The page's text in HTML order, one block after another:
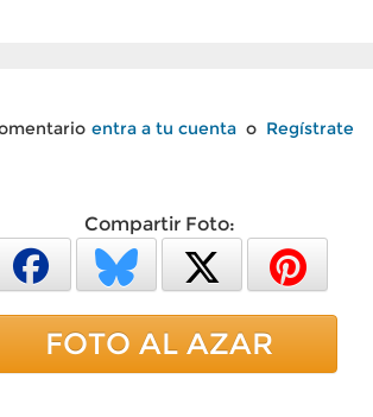
entra a tu cuenta o Regístrate
Compartir Foto:
FOTO AL AZAR